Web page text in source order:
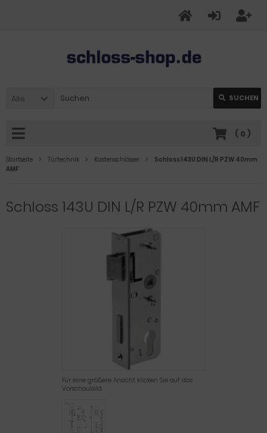
Alle SUCHEN
( 0 )
Startseite Türtechnik Kastenschlösser
Schloss 143U DIN L/R PZW 40mm
AMF
Schloss 143U DIN L/R PZW 40mm AMF
Für eine größere Ansicht klicken Sie auf das
Vorschaubild